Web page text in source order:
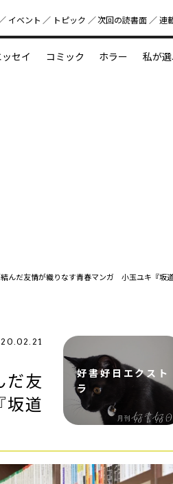
イベント トピック 次回の読書⾯ 連
セイ コミック ホラー 私が
結んだ友情が織りなす青春マンガ 小玉ユキ『坂
好書好日エクスト
ラ
だ友
道